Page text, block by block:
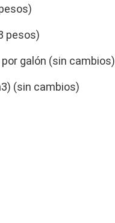
pesos)
galón (sin cambios)
(sin cambios)